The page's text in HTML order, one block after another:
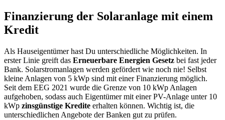
Finanzierung der Solaranlage mit einem
Kredit
Als Hauseigentümer hast Du unterschiedliche Möglichkeiten. In
erster Linie greift das Erneuerbare Energien Gesetz bei fast jeder
Bank. Solarstromanlagen werden gefördert wie noch nie! Selbst
kleine Anlagen von 5 kWp sind mit einer Finanzierung möglich.
Seit dem EEG 2021 wurde die Grenze von 10 kWp Anlagen
aufgehoben, sodass auch Eigentümer mit einer PV-Anlage unter 10
kWp zinsgünstige Kredite erhalten können. Wichtig ist, die
unterschiedlichen Angebote der Banken gut zu prüfen.